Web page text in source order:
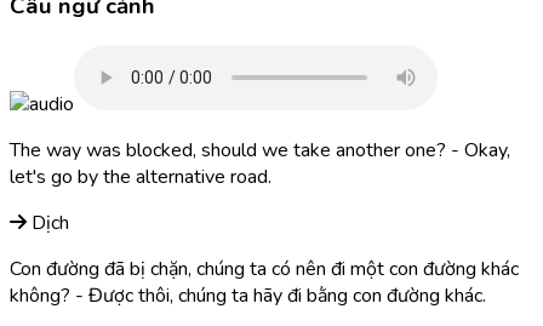
The way was blocked, should we take another one? - Okay,
let's go by the alternative road.
Dịch
Con đường đã bị chặn, chúng ta có nên đi một con đường khác
không? - Được thôi, chúng ta hãy đi bằng con đường khác.